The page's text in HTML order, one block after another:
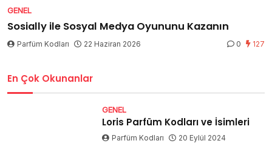
GENEL
Sosially ile Sosyal Medya Oyununu Kazanın
Parfüm Kodları 22 Haziran 2026 0 127
En Çok Okunanlar
GENEL
Loris Parfüm Kodları ve İsimleri
Parfüm Kodları 20 Eylül 2024